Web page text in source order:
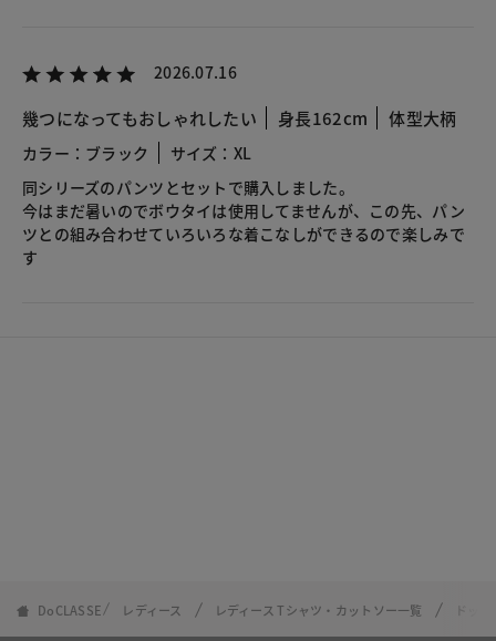
2026.07.16
幾つになってもおしゃれしたい 身長162cm 体型大柄
カラー：ブラック
サイズ：XL
同シリーズのパンツとセットで購入しました。
今はまだ暑いのでボウタイは使用してませんが、この先、パン
ツとの組み合わせていろいろな着こなしができるので楽しみで
す
DoCLASSE レディース レディース Tシャツ・カットソー一覧